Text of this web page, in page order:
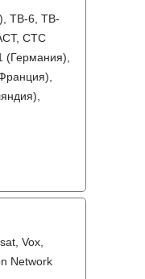
ТВ-6, ТВ-
СТС
(Германия),
Vox,
Network